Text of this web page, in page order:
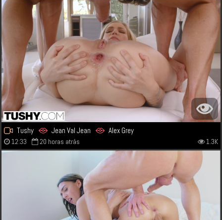
Tushy Jean Val Jean Alex Grey
12:33 20 horas atrás 1.3K